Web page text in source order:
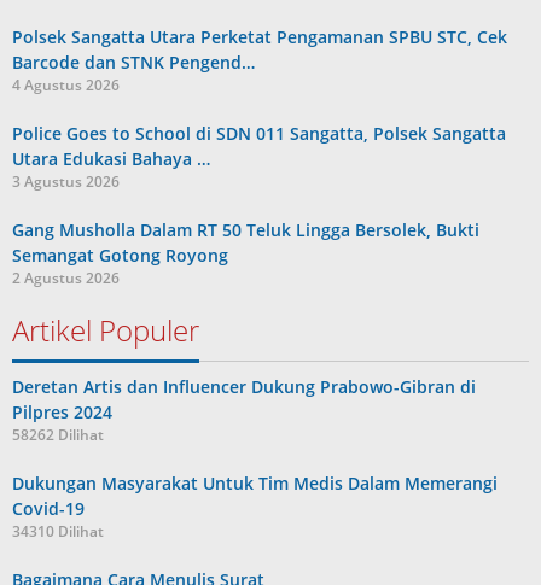
Polsek Sangatta Utara Perketat Pengamanan SPBU STC, Cek
Barcode dan STNK Pengend…
4 Agustus 2026
Police Goes to School di SDN 011 Sangatta, Polsek Sangatta
Utara Edukasi Bahaya …
3 Agustus 2026
Gang Musholla Dalam RT 50 Teluk Lingga Bersolek, Bukti
Semangat Gotong Royong
2 Agustus 2026
Artikel Populer
Deretan Artis dan Influencer Dukung Prabowo-Gibran di
Pilpres 2024
58262 Dilihat
Dukungan Masyarakat Untuk Tim Medis Dalam Memerangi
Covid-19
34310 Dilihat
Bagaimana Cara Menulis Surat